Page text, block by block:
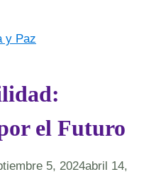
y Paz
el Futuro
5, 2024abril 14,